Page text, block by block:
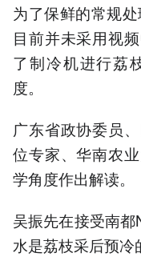
为了保鲜的常规
目前并未采用视
了制冷机进行荔
度。
广东省政协委员
位专家、华南农
学角度作出解读。
吴振先在接受南
水是荔枝采后预冷